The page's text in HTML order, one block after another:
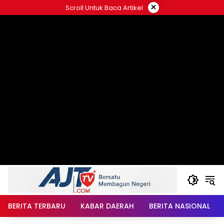
ke
Scroll Untuk Baca Artikel ×
BERITA TERBARU KABAR DAERAH BERITA NASIONAL